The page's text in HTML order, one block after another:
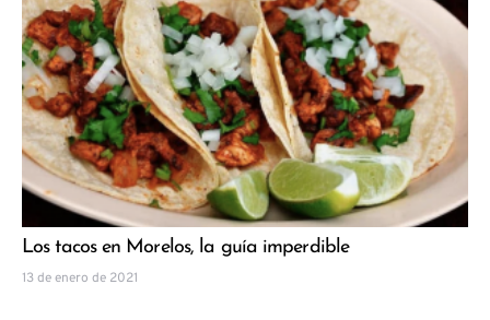
Los tacos en Morelos, la guía imperdible
13 de enero de 2021